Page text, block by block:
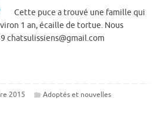
Cette puce a trouvé une famille qui
1 an, écaille de tortue. Nous
chatsulissiens@gmail.com
2015 Adoptés et nouvelles